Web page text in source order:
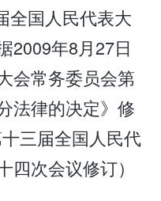
全国人民代表大
年8月27日
会常务委员会第
法律的决定》修
三届全国人民代
次会议修订）